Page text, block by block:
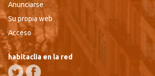
Anunciarse
Su propia web
Acceso
habitaclia en la red